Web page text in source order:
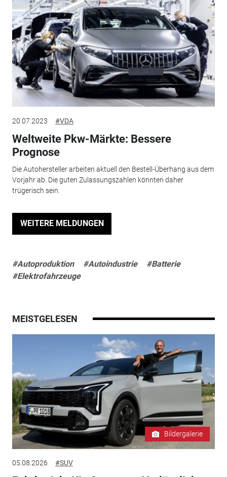
20.07.2023 #VDA
Weltweite Pkw-Märkte: Bessere
Prognose
Die Autohersteller arbeiten aktuell den Bestell-Überhang aus dem
Vorjahr ab. Die guten Zulassungszahlen könnten daher
trügerisch sein.
WEITERE MELDUNGEN
#Autoproduktion #Autoindustrie
#Batterie
#Elektrofahrzeuge
MEISTGELESEN
Bildergalerie
05.08.2026 #SUV